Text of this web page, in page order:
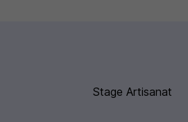
Stage Artisanat